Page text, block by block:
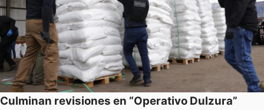
Culminan revisiones en “Operativo Dulzura”